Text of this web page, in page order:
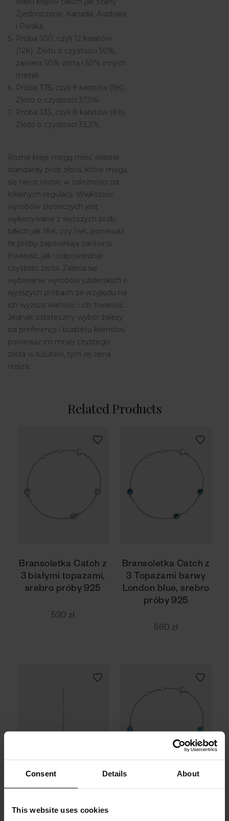
Consent Details About
This website uses cookies
Zjednoczone, Kanada, Australia
i Polska.
Próba 500, czyli 12 karatów
(12K). Złoto o czystości 50%,
zawiera 50% złota i 50% innych
metali.
Próba 375, czyli 9 karatów (9K).
Złoto o czystości 37,5%.
Próba 333, czyli 8 karatów (8K).
Złoto o czystości 33,3%.
Różne kraje mogą mieć własne
standardy prób złota, które mogą
się nieco różnić w zależności od
lokalnych regulacji. Większość
wyrobów złotniczych jest
wykonywana z wyższych prób,
takich jak 18K, czy 14K, ponieważ
te próby zapewniają zarówno
trwałość, jak i odpowiednia
czystość złota. Zaleca się
wybieranie wyrobów jubilerskich o
wyższych próbach ze względu na
ich wyższa wartość i ich trwałość.
Jednak ostateczny wybór zależy
od preferencji i budżetu klientów,
ponieważ im mniej czystego
złota w biżuterii, tym jej cena
niższa.
Related Products
Bransoletka Catch z
3 białymi topazami,
srebro próby 925
520 zł
Bransoletka Catch z
3 Topazami barwy
London blue, srebro
próby 925
560 zł
z Topazem London